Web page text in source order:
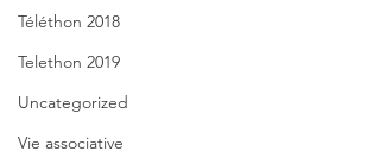
Téléthon 2018
Telethon 2019
Uncategorized
Vie associative